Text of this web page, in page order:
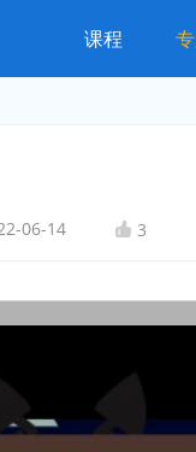
课程
06-14 3